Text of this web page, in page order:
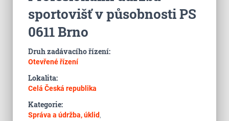
sportovišť v působnosti PS
0611 Brno
Druh zadávacího řízení:
Otevřené řízení
Lokalita:
Celá Česká republika
Kategorie:
Správa a údržba, úklid,